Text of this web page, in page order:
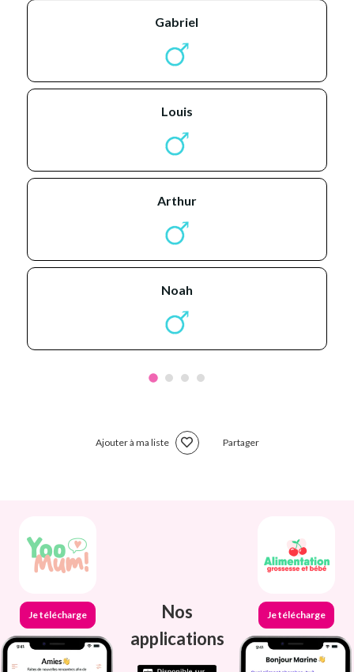
gabriel
louis
arthur
noah
Ajouter à ma liste Partager
Je télécharge
Nos
applications
Je télécharge